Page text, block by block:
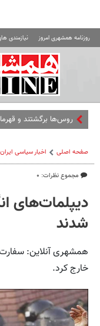
روزنامه همشهری امروز نیازمندی
روس‌ها برگشتند و
صفحه اصلی اخبار سیاسی ایران
مجموع نظرات: ۰
دیپلمات‌های
شدند
همشهری آنلاین: سفارت
خارج کرد.